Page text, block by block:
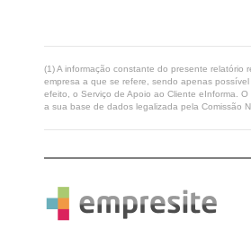
(1) A informação constante do presente
empresa a que se refere, sendo apenas
efeito, o Serviço de Apoio ao Cliente eInforma.
a sua base de dados legalizada pela Comissão